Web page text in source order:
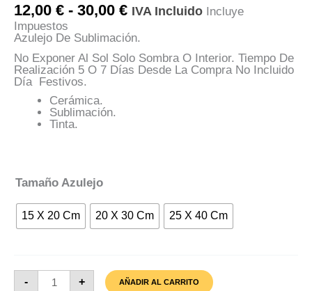
12,00 € - 30,00 €Rango
De
Precios:
Desde
12,00 €
Hasta
IVA Incluido Incluye
Impuestos
Azulejo De Sublimación.
No Exponer Al Sol Solo Sombra O Interior. Tiempo De
Realización 5 O 7 Días Desde La Compra No Incluido
Día Festivos.
Cerámica.
Sublimación.
Tinta.
Tamaño Azulejo
15 X 20 Cm 20 X 30 Cm 25 X 40 Cm
-
Azulejo + AÑADIR AL CARRITO